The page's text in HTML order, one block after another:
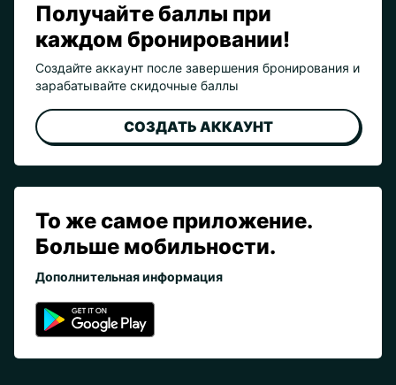
Получайте баллы при
каждом бронировании!
Создайте аккаунт после завершения бронирования и
зарабатывайте скидочные баллы
СОЗДАТЬ АККАУНТ
То же самое приложение.
Больше мобильности.
Дополнительная информация